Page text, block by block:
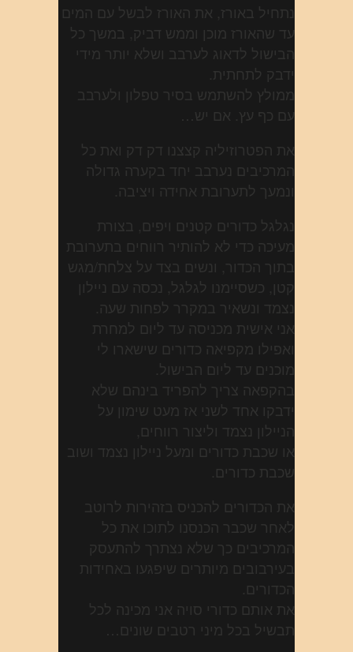
נתחיל באורז, את האורז לבשל עם המים
עד שהאורז מוכן וממש דביק, במשך כל
הבישול לדאוג לערבב ושלא יותר מידי
ידבק לתחתית.
ממולץ להשתמש בסיר טפלון ולערבב
עם כף עץ. אם יש…
את הפטרוזיליה קצצנו דק דק ואת כל
המרכיבים נערבב יחד בקערה גדולה
ונמעך לתערובת אחידה ויציבה.
נגלגל כדורים קטנים ויפים, בצורת
מעיכה כדי לא להותיר רווחים בתערובת
בתוך הכדור, ונשים בצד על צלחת/מגש
קטן, כשסיימנו לגלגל, נכסה עם ניילון
נצמד ונשאיר במקרר לפחות שעה.
אני אישית מכניסה עד ליום למחרת
ואפילו מקפיאה כדורים שישארו לי
מוכנים עד ליום הבישול.
בהקפאה צריך להפריד בינהם שלא
ידבקו אחד לשני אז מעט שימון על
הניילון נצמד וליצור רווחים,
או שכבת כדורים ומעל ניילון נצמד ושוב
שכבת כדורים.
את הכדורים להכניס בזהירות לרוטב
לאחר שכבר הכנסנו לתוכו את כל
המרכיבים כך שלא נצתרך להתעסק
בעירבובים מיותרים שיפגעו באחידות
הכדורים.
את אותם כדורי סויה אני מכינה לכל
תבשיל בכל מיני רטבים שונים…